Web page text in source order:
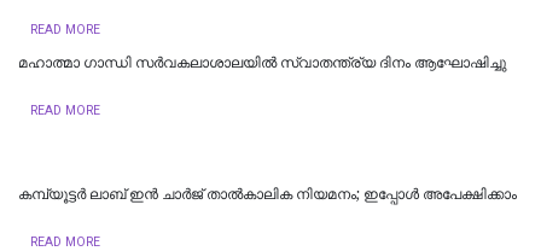
READ MORE
മഹാത്മാ ഗാന്ധി സര്‍വകലാശാലയില്‍ സ്വാതന്ത്ര്യ ദിനം ആഘോഷിച്ചു
READ MORE
കമ്പ്യൂട്ടര്‍ ലാബ് ഇന്‍ ചാര്‍ജ് താല്‍കാലിക നിയമനം; ഇപ്പോള്‍ അപേക്ഷിക്കാം
READ MORE